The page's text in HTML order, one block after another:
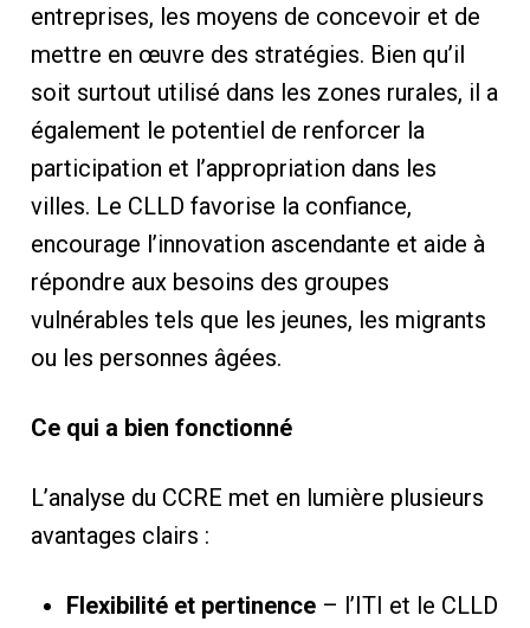
entreprises, les moyens de concevoir et de
mettre en œuvre des stratégies. Bien qu’il
soit surtout utilisé dans les zones rurales, il a
également le potentiel de renforcer la
participation et l’appropriation dans les
villes. Le CLLD favorise la confiance,
encourage l’innovation ascendante et aide à
répondre aux besoins des groupes
vulnérables tels que les jeunes, les migrants
ou les personnes âgées.
Ce qui a bien fonctionné
L’analyse du CCRE met en lumière plusieurs
avantages clairs :
Flexibilité et pertinence– l’ITI et le CLLD